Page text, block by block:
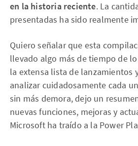
en la historia reciente. La
presentadas ha sido realmente
Quiero señalar que esta
llevado algo más de tiempo de
la extensa lista de lanzamientos
analizar cuidadosamente cada
sin más demora, dejo un
nuevas funciones, mejoras y
Microsoft ha traído a la Power